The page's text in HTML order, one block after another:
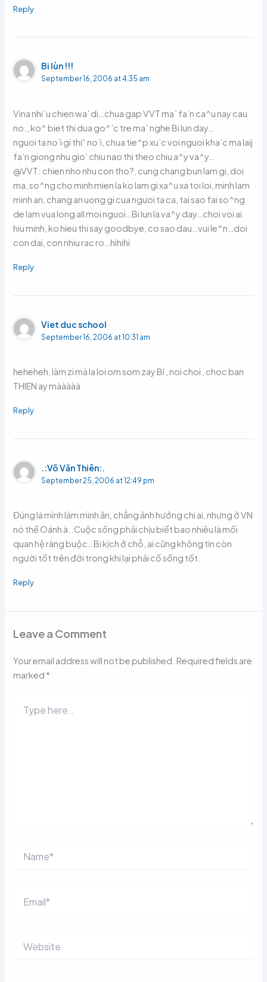
Reply
Bi lùn !!!
September 16, 2006 at 4:35 am
Vina nhi`u chien wa’ di…chua gap VVT ma` fa’n ca^u nay cau
no., ko^ biet thi dua go^’c tre ma` nghe Bi lun day…
nguoi ta no’i gi thi“ no’i, chua tie^p xu’c voi nguoi kha’c ma laij
fa’n giong nhu gio’ chiu nao thi theo chiu a^y va^y…
@VVT: chien nho nhu con tho?, cung chang bun lam gi, doi
ma, so^ng cho minh mien la ko lam gi xa^u xa toi loi, minh lam
minh an, chang an uong gi cua nguoi ta ca, tai sao fai so^ng
de lam vua long all moi nguoi…Bi lun la va^y day…choi voi ai
hiu minh, ko hieu thi say goodbye, co sao dau…vui le^n…doi
con dai, con nhiu rac ro…hihihi
Reply
Viet duc school
September 16, 2006 at 10:31 am
heheheh, làm zi mà la loi om som zay BI , noi choi , choc ban
THIEN ay mààààà
Reply
.:Võ Văn Thiên:.
September 25, 2006 at 12:49 pm
Đúng là mình làm mình ăn, chẳng ảnh hưởng chi ai, nhưng ở VN
nó thế Oánh à..Cuộc sống phải chịu biết bao nhiêu là mối
quan hệ ràng buộc..Bi kịch ở chỗ, ai cũng không tin còn
người tốt trên đời trong khi lại phải cố sống tốt.
Reply
Leave a Comment
Your email address will not be published. Required fields are
marked *
here..